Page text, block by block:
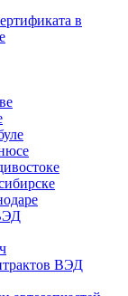
в
ВЭД